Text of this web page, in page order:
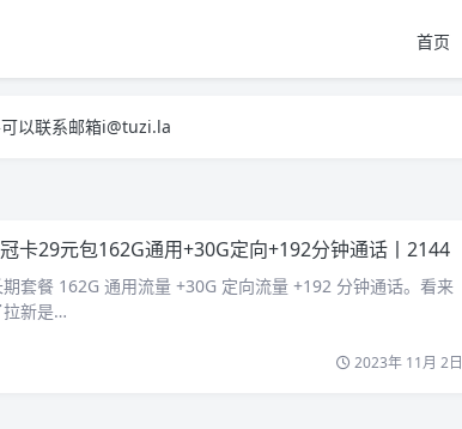
首页
以联系邮箱i@tuzi.la
以联系邮箱i@tuzi.la
卡29元包162G通用+30G定向+192分钟通话丨2144
套餐 162G 通用流量 +30G 定向流量 +192 分钟通话。看来
拉新是…
2023年 11月 2日